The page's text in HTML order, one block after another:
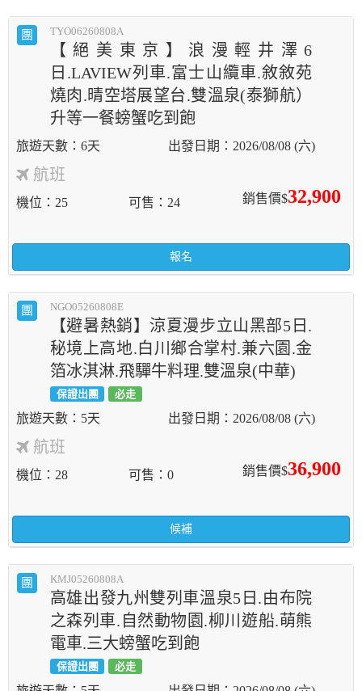
團 TYO06260808A
【絕美東京】浪漫輕井澤6
日.LAVIEW列車.富士山纜車.敘敘苑
燒肉.晴空塔展望台.雙溫泉(泰獅航）
升等一餐螃蟹吃到飽
6天 2026/08/08 (六)
航班
銷售價$32,900
機位 25 可售 24
報名
團 NGO05260808E
【避暑熱銷】涼夏漫步立山黑部5日.
秘境上高地.白川鄉合掌村.兼六園.金
箔冰淇淋.飛驒牛料理.雙溫泉(中華)
保證出團 必走
5天 2026/08/08 (六)
航班
銷售價$36,900
機位 28 可售 0
候補
團 KMJ05260808A
高雄出發九州雙列車溫泉5日.由布院
之森列車.自然動物園.柳川遊船.萌熊
電車.三大螃蟹吃到飽
保證出團 必走